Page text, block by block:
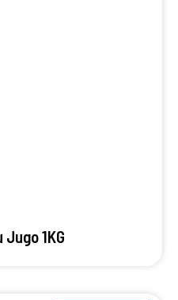
Jugo 1KG